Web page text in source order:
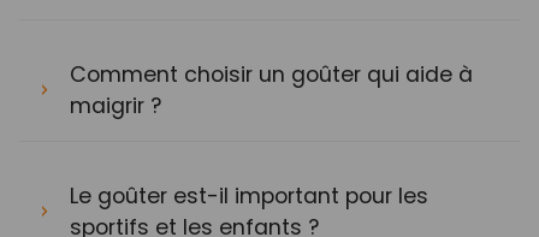
Comment choisir un goûter qui aide à
maigrir ?
Le goûter est-il important pour les
sportifs et les enfants ?